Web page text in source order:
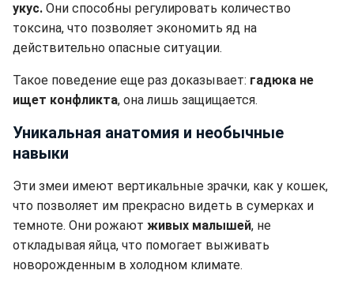
укус. Они способны регулировать количество
токсина, что позволяет экономить яд на
действительно опасные ситуации.
Такое поведение еще раз доказывает: гадюка не
ищет конфликта, она лишь защищается.
Уникальная анатомия и необычные
навыки
Эти змеи имеют вертикальные зрачки, как у кошек,
что позволяет им прекрасно видеть в сумерках и
темноте. Они рожают живых малышей, не
откладывая яйца, что помогает выживать
новорожденным в холодном климате.